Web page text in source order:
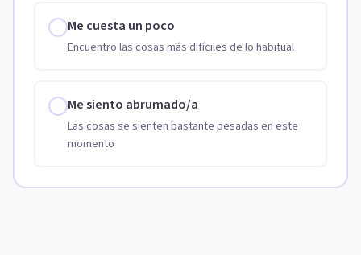
Me cuesta un poco
Encuentro las cosas más difíciles de lo habitual
Me siento abrumado/a
Las cosas se sienten bastante pesadas en este
momento